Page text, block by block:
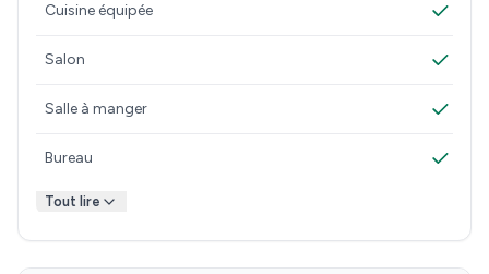
Cuisine équipée
Salon
Salle à manger
Bureau
Tout lire